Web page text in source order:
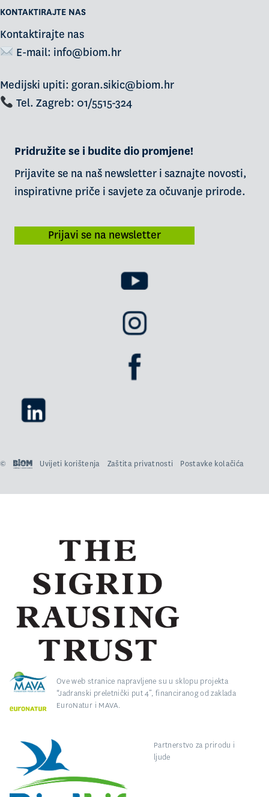
KONTAKTIRAJTE NAS
Kontaktirajte nas
E-mail: info@biom.hr
Medijski upiti: goran.sikic@biom.hr
Tel. Zagreb: 01/5515-324
Pridružite se i budite dio promjene!
Prijavite se na naš newsletter i saznajte novosti,
inspirativne priče i savjete za očuvanje prirode.
Prijavi se na newsletter
© Uvijeti korištenja Zaštita privatnosti Postavke kolačića
Ove web stranice napravljene su u sklopu projekta
“Jadranski preletnički put 4”, financiranog od zaklada
EuroNatur i MAVA.
Partnerstvo za prirodu i
ljude